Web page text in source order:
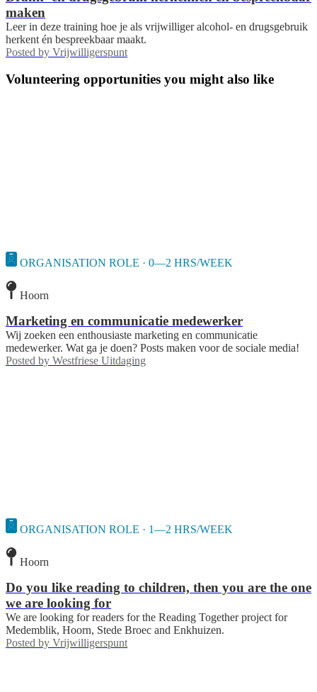
maken
Leer in deze training hoe je als vrijwilliger alcohol- en drugsgebruik
herkent én bespreekbaar maakt.
Posted by Vrijwilligerspunt
Volunteering opportunities you might also like
ORGANISATION ROLE · 0—2 HRS/WEEK
Hoorn
Marketing en communicatie medewerker
Wij zoeken een enthousiaste marketing en communicatie
medewerker. Wat ga je doen? Posts maken voor de sociale media!
Posted by Westfriese Uitdaging
ORGANISATION ROLE · 1—2 HRS/WEEK
Hoorn
Do you like reading to children, then you are the one
we are looking for
We are looking for readers for the Reading Together project for
Medemblik, Hoorn, Stede Broec and Enkhuizen.
Posted by Vrijwilligerspunt